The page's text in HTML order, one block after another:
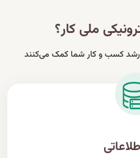
ملی کار؟
رشد کسب و کار شما کمک می‌کنند